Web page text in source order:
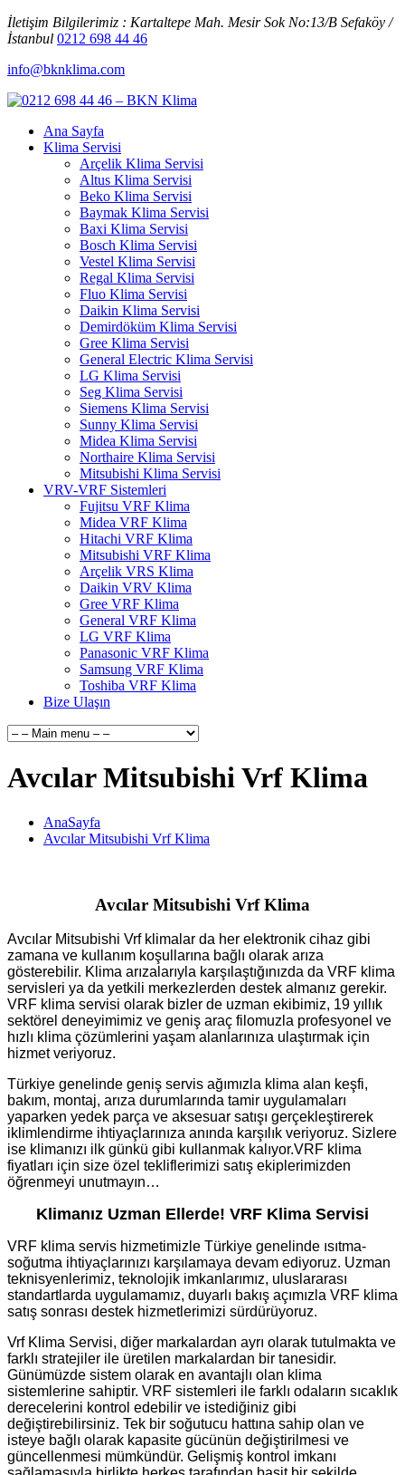
İletişim Bilgilerimiz : Kartaltepe Mah. Mesir Sok No:13/B Sefaköy /
İstanbul 0212 698 44 46
info@bknklima.com
Ana Sayfa
Klima Servisi
Arçelik Klima Servisi
Altus Klima Servisi
Beko Klima Servisi
Baymak Klima Servisi
Baxi Klima Servisi
Bosch Klima Servisi
Vestel Klima Servisi
Regal Klima Servisi
Fluo Klima Servisi
Daikin Klima Servisi
Demirdöküm Klima Servisi
Gree Klima Servisi
General Electric Klima Servisi
LG Klima Servisi
Seg Klima Servisi
Siemens Klima Servisi
Sunny Klima Servisi
Midea Klima Servisi
Northaire Klima Servisi
Mitsubishi Klima Servisi
VRV-VRF Sistemleri
Fujitsu VRF Klima
Midea VRF Klima
Hitachi VRF Klima
Mitsubishi VRF Klima
Arçelik VRS Klima
Daikin VRV Klima
Gree VRF Klima
General VRF Klima
LG VRF Klima
Panasonic VRF Klima
Samsung VRF Klima
Toshiba VRF Klima
Bize Ulaşın
Avcılar Mitsubishi Vrf Klima
AnaSayfa
Avcılar Mitsubishi Vrf Klima
Avcılar Mitsubishi Vrf Klima
Avcılar Mitsubishi Vrf klimalar da her elektronik cihaz gibi
zamana ve kullanım koşullarına bağlı olarak arıza
gösterebilir. Klima arızalarıyla karşılaştığınızda da VRF klima
servisleri ya da yetkili merkezlerden destek almanız gerekir.
VRF klima servisi olarak bizler de uzman ekibimiz, 19 yıllık
sektörel deneyimimiz ve geniş araç filomuzla profesyonel ve
hızlı klima çözümlerini yaşam alanlarınıza ulaştırmak için
hizmet veriyoruz.
Türkiye genelinde geniş servis ağımızla klima alan keşfi,
bakım, montaj, arıza durumlarında tamir uygulamaları
yaparken yedek parça ve aksesuar satışı gerçekleştirerek
iklimlendirme ihtiyaçlarınıza anında karşılık veriyoruz. Sizlere
ise klimanızı ilk günkü gibi kullanmak kalıyor.VRF klima
fiyatları için size özel tekliflerimizi satış ekiplerimizden
öğrenmeyi unutmayın…
Klimanız Uzman Ellerde! VRF Klima Servisi
VRF klima servis hizmetimizle Türkiye genelinde ısıtma-
soğutma ihtiyaçlarınızı karşılamaya devam ediyoruz. Uzman
teknisyenlerimiz, teknolojik imkanlarımız, uluslararası
standartlarda uygulamamız, duyarlı bakış açımızla VRF klima
satış sonrası destek hizmetlerimizi sürdürüyoruz.
Vrf Klima Servisi, diğer markalardan ayrı olarak tutulmakta ve
farklı stratejiler ile üretilen markalardan bir tanesidir.
Günümüzde sistem olarak en avantajlı olan klima
sistemlerine sahiptir. VRF sistemleri ile farklı odaların sıcaklık
derecelerini kontrol edebilir ve istediğiniz gibi
değiştirebilirsiniz. Tek bir soğutucu hattına sahip olan ve
isteye bağlı olarak kapasite gücünün değiştirilmesi ve
güncellenmesi mümkündür. Gelişmiş kontrol imkanı